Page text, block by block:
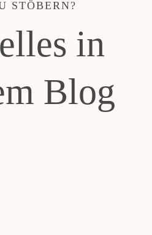
STÖBERN?
in
Blog